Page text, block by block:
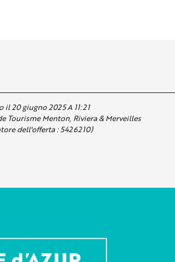
il 20 giugno 2025 A 11:21
Tourisme Menton, Riviera & Merveilles
dell'offerta :5426210)